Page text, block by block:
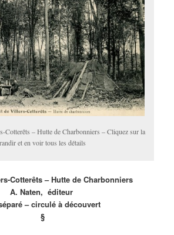
Cotterêts – Hutte de Charbonniers – Cliquez sur la
et en voir tous les détails
Cotterêts – Hutte de Charbonniers
A. Naten, éditeur
– circulé à découvert
§